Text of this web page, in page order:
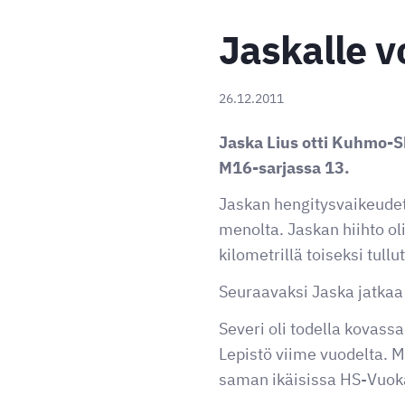
Jaskalle
26.12.2011
Jaska Lius otti Kuhmo-
M16-sarjassa 13.
Jaskan
menolta. Jaskan hiihto
kilometrillä toiseksi
Seuraavaksi Jaska
Severi oli todella
Lepistö viime vuodelta.
saman ikäisissa HS-